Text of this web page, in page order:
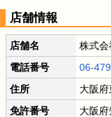
店舗情報
店舗名
株式
電話番号
06-
住所
大阪
免許番号
大阪